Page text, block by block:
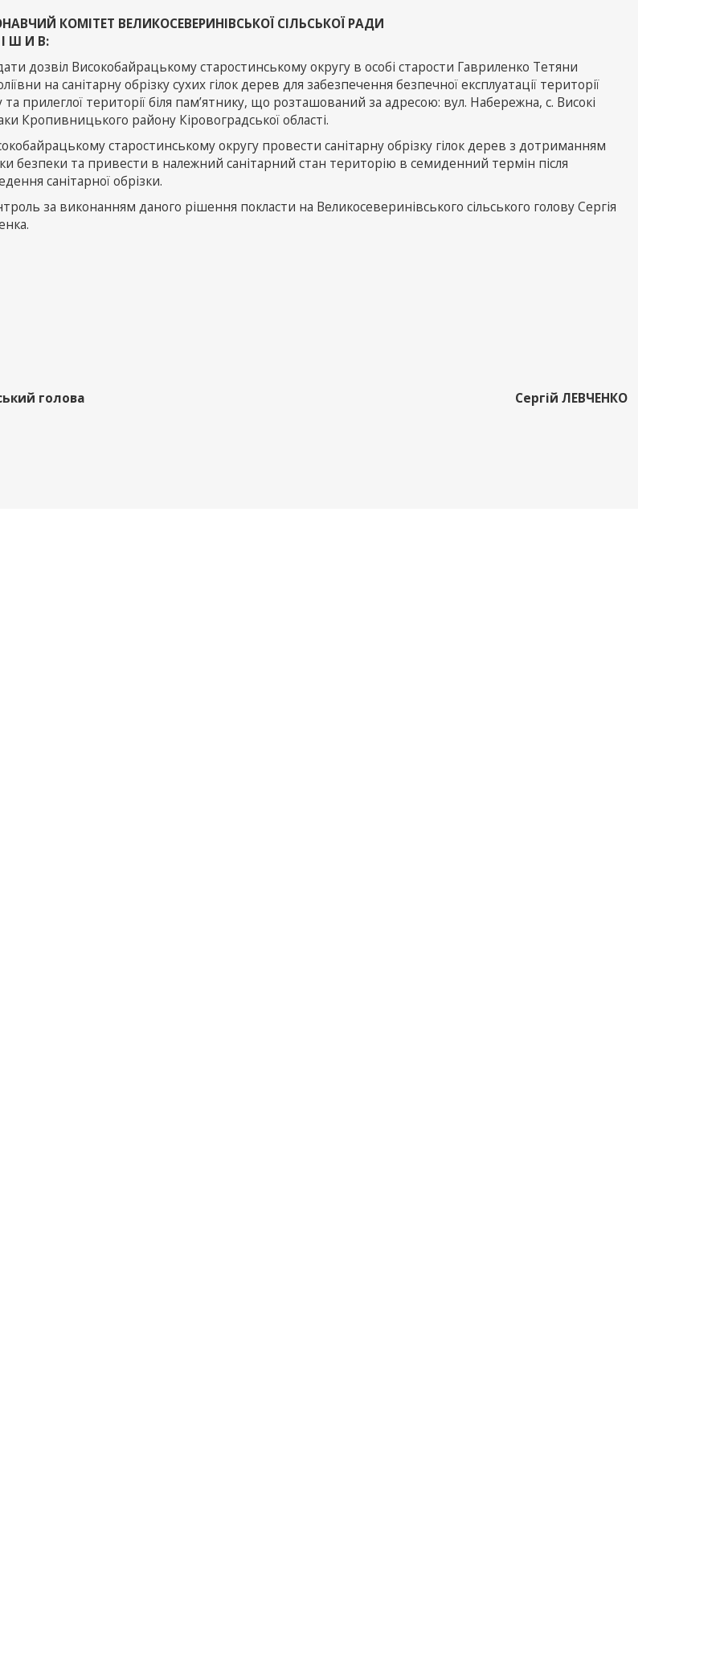
КОМІТЕТ ВЕЛИКОСЕВЕРИНІВСЬКОЇ СІЛЬСЬКОЇ РАДИ
Ш И В:
дозвіл Високобайрацькому старостинському округу в особі старости Гавриленко Тетяни
на санітарну обрізку сухих гілок дерев для забезпечення безпечної експлуатації території
та прилеглої території біля пам’ятнику, що розташований за адресою: вул. Набережна, с. Високі
Кропивницького району Кіровоградської області.
старостинському округу провести санітарну обрізку гілок дерев з дотриманням
безпеки та привести в належний санітарний стан територію в семиденний термін після
санітарної обрізки.
за виконанням даного рішення покласти на Великосеверинівського сільського голову Сергія
голова Сергій ЛЕВЧЕНКО